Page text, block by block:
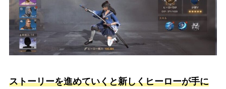
ストーリーを進めていくと新しくヒーローが手に